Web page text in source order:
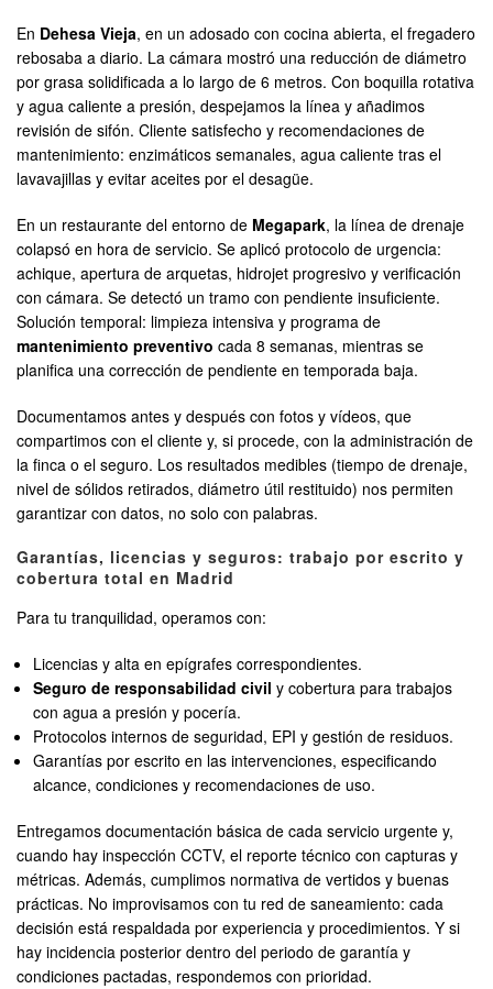
En Dehesa Vieja, en un adosado con cocina abierta, el fregadero
rebosaba a diario. La cámara mostró una reducción de diámetro
por grasa solidificada a lo largo de 6 metros. Con boquilla rotativa
y agua caliente a presión, despejamos la línea y añadimos
revisión de sifón. Cliente satisfecho y recomendaciones de
mantenimiento: enzimáticos semanales, agua caliente tras el
lavavajillas y evitar aceites por el desagüe.
En un restaurante del entorno de Megapark, la línea de drenaje
colapsó en hora de servicio. Se aplicó protocolo de urgencia:
achique, apertura de arquetas, hidrojet progresivo y verificación
con cámara. Se detectó un tramo con pendiente insuficiente.
Solución temporal: limpieza intensiva y programa de
mantenimiento preventivo cada 8 semanas, mientras se
planifica una corrección de pendiente en temporada baja.
Documentamos antes y después con fotos y vídeos, que
compartimos con el cliente y, si procede, con la administración de
la finca o el seguro. Los resultados medibles (tiempo de drenaje,
nivel de sólidos retirados, diámetro útil restituido) nos permiten
garantizar con datos, no solo con palabras.
Garantías, licencias y seguros: trabajo por escrito y
cobertura total en Madrid
Para tu tranquilidad, operamos con:
Licencias y alta en epígrafes correspondientes.
Seguro de responsabilidad civil y cobertura para trabajos
con agua a presión y pocería.
Protocolos internos de seguridad, EPI y gestión de residuos.
Garantías por escrito en las intervenciones, especificando
alcance, condiciones y recomendaciones de uso.
Entregamos documentación básica de cada servicio urgente y,
cuando hay inspección CCTV, el reporte técnico con capturas y
métricas. Además, cumplimos normativa de vertidos y buenas
prácticas. No improvisamos con tu red de saneamiento: cada
decisión está respaldada por experiencia y procedimientos. Y si
hay incidencia posterior dentro del periodo de garantía y
condiciones pactadas, respondemos con prioridad.